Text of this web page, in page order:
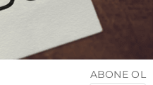
ABONE OL